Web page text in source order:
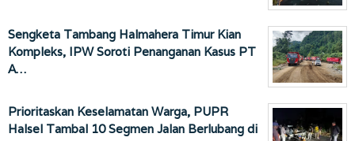
Sengketa Tambang Halmahera Timur Kian
Kompleks, IPW Soroti Penanganan Kasus PT
A…
Prioritaskan Keselamatan Warga, PUPR
Halsel Tambal 10 Segmen Jalan Berlubang di